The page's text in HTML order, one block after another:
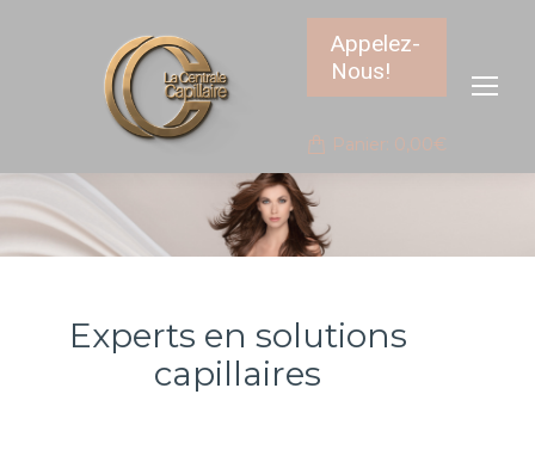
Appelez-
Nous!
Panier: 0,00€
Experts en solutions
capillaires